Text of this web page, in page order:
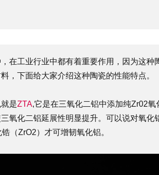
在工业行业中都有着重要作用，因为这种
，下面给大家介绍这种陶瓷的性能特点。
是ZTA,它是在三氧化二铝中添加纯Zr02
氧化二铝延展性明显提升。可以说对氧化
（ZrO2）才可增韧氧化铝。